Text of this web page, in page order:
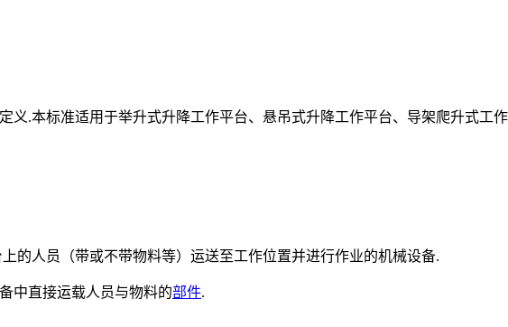
义.本标准适用于举升式升降工作平台、悬吊式升降工作平台、导架爬升式工
的人员（带或不带物料等）运送至工作位置并进行作业的机械设备.
中直接运载人员与物料的部件.